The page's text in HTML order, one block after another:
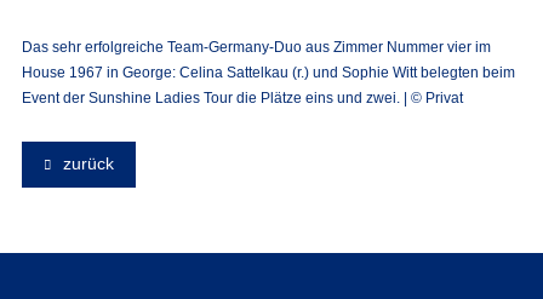
Das sehr erfolgreiche Team-Germany-Duo aus Zimmer Nummer vier im
House 1967 in George: Celina Sattelkau (r.) und Sophie Witt belegten beim
Event der Sunshine Ladies Tour die Plätze eins und zwei. | © Privat
zurück